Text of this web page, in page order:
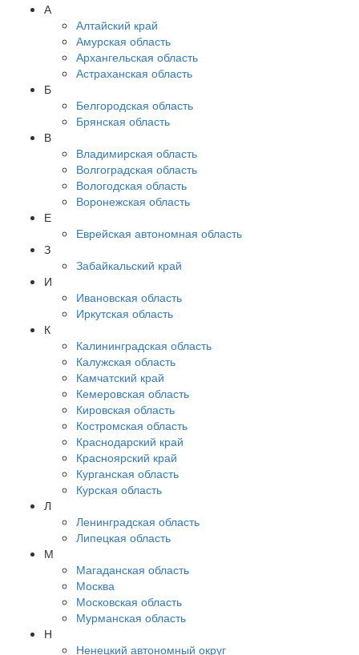
А
Алтайский край
Амурская область
Архангельская область
Астраханская область
Б
Белгородская область
Брянская область
В
Владимирская область
Волгоградская область
Вологодская область
Воронежская область
Е
Еврейская автономная область
З
Забайкальский край
И
Ивановская область
Иркутская область
К
Калининградская область
Калужская область
Камчатский край
Кемеровская область
Кировская область
Костромская область
Краснодарский край
Красноярский край
Курганская область
Курская область
Л
Ленинградская область
Липецкая область
М
Магаданская область
Москва
Московская область
Мурманская область
Н
Ненецкий автономный округ